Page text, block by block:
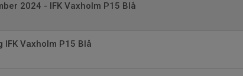
2024 - IFK Vaxholm P15 Blå
IFK Vaxholm P15 Blå